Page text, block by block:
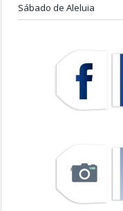
Sábado de Aleluia